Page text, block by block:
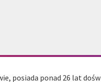
posiada ponad 26 lat